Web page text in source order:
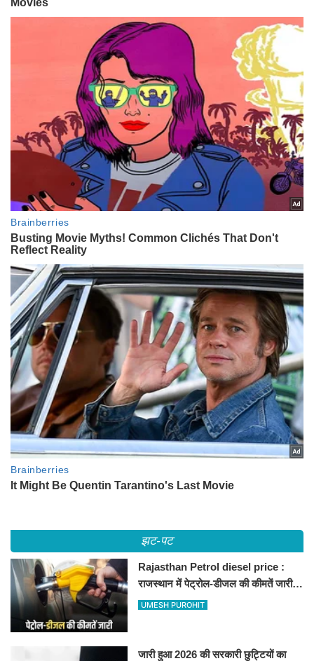
झट-पट
Rajasthan Petrol diesel price :
राजस्थान में पेट्रोल-डीजल की कीमतें जारी,
जानिए बीकानेर समेत पुरे प्रदेश में नए रेट
UMESH PUROHIT
जारी हुआ 2026 की सरकारी छुट्टियों का